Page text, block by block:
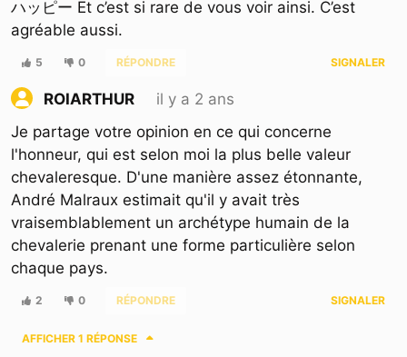
ハッピー Et c’est si rare de vous voir ainsi. C’est
agréable aussi.
5 0 RÉPONDRE SIGNALER
ROIARTHUR
il y a 2 ans
Je partage votre opinion en ce qui concerne
l'honneur, qui est selon moi la plus belle valeur
chevaleresque. D'une manière assez étonnante,
André Malraux estimait qu'il y avait très
vraisemblablement un archétype humain de la
chevalerie prenant une forme particulière selon
chaque pays.
2 0 RÉPONDRE SIGNALER
AFFICHER 1 RÉPONSE